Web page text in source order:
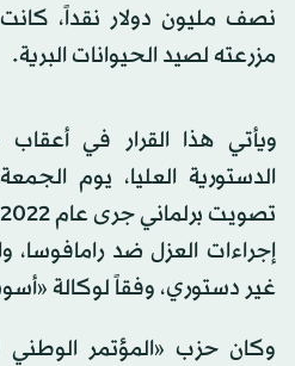
نصف مليون دولار نقداً،
مزرعته لصيد الحيوانات البرية.
ويأتي هذا القرار في
الدستورية العليا، يوم
إجراءات العزل ضد
غير دستوري، وفقاً لوكالة
وكان حزب «المؤتمر الوطني